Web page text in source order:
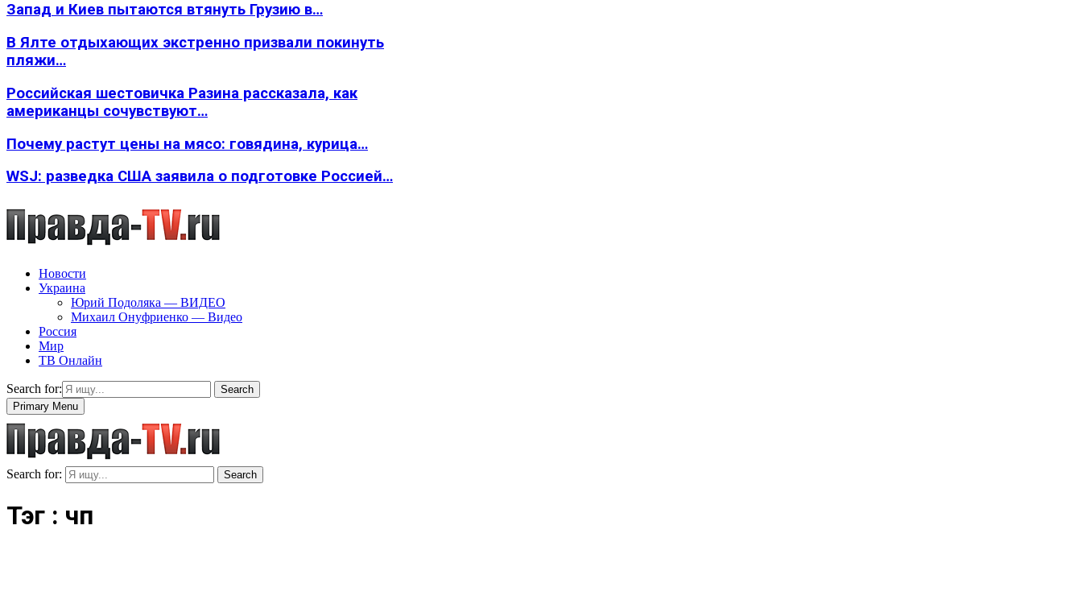
Запад и Киев пытаются втянуть Грузию в…
В Ялте отдыхающих экстренно призвали покинуть
пляжи…
Российская шестовичка Разина рассказала, как
американцы сочувствуют…
Почему растут цены на мясо: говядина, курица…
WSJ: разведка США заявила о подготовке Россией…
Новости
Украина
Юрий Подоляка — ВИДЕО
Михаил Онуфриенко — Видео
Россия
Мир
ТВ Онлайн
Search for:
Search
Primary Menu
Search for: Search
Тэг : чп